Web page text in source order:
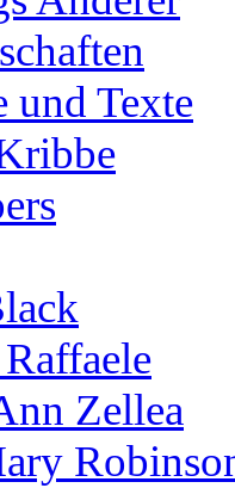
und Texte
Zellea